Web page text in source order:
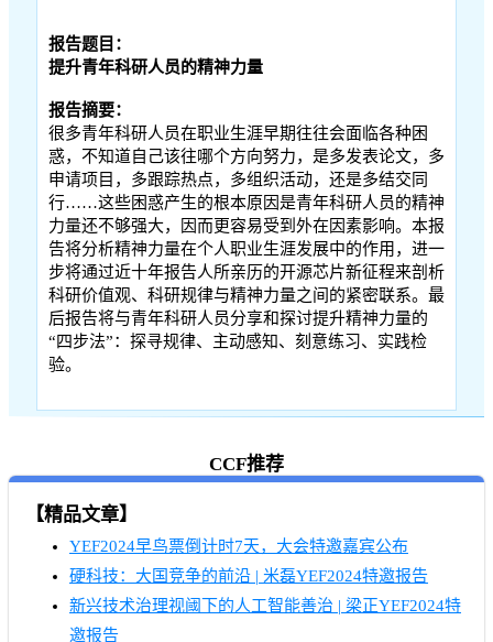
报告题目：
提升青年科研人员的精神力量
报告摘要：
很多青年科研人员在职业生涯早期往往会面临各种困
惑，不知道自己该往哪个方向努力，是多发表论文，多
申请项目，多跟踪热点，多组织活动，还是多结交同
行……这些困惑产生的根本原因是青年科研人员的精神
力量还不够强大，因而更容易受到外在因素影响。本报
告将分析精神力量在个人职业生涯发展中的作用，进一
步将通过近十年报告人所亲历的开源芯片新征程来剖析
科研价值观、科研规律与精神力量之间的紧密联系。最
后报告将与青年科研人员分享和探讨提升精神力量的
“四步法”：探寻规律、主动感知、刻意练习、实践检
验。
CCF推荐
【精品文章】
YEF2024早鸟票倒计时7天，大会特邀嘉宾公布
硬科技：大国竞争的前沿 | 米磊YEF2024特邀报告
新兴技术治理视阈下的人工智能善治 | 梁正YEF2024特
邀报告